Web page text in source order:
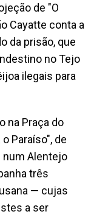
de "O
Cayatte conta a
da prisão, que
no Tejo
ilegais para
na Praça do
Paraíso", de
num Alentejo
três
— cujas
a ser